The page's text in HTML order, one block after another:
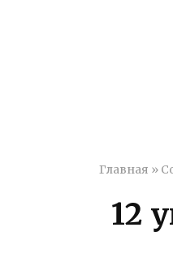
Главная »
12